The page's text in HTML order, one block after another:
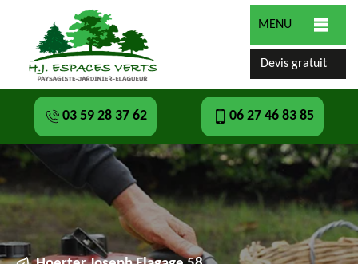
MENU
Devis gratuit
03 59 28 37 62 06 27 46 83 85